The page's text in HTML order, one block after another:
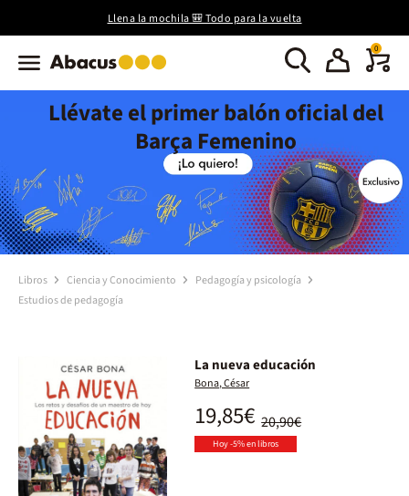
Llena la mochila 🎒 Todo para la vuelta
0
Llévate el primer balón oficial del
Barça Femenino
Libros Ciencia y Conocimiento
Pedagogía y psicología
Estudios de pedagogía
La nueva educación
Bona, César
20,90€
19,85€
Hoy -5% en libros